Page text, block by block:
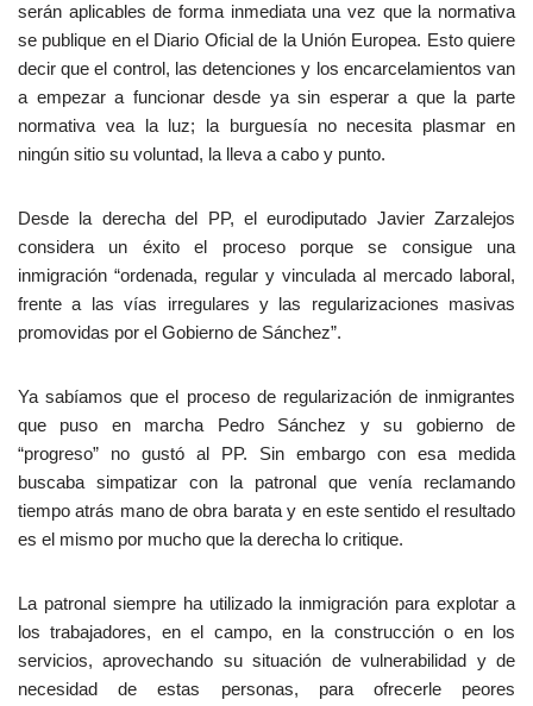
serán aplicables de forma inmediata una vez que la normativa
se publique en el Diario Oficial de la Unión Europea. Esto quiere
decir que el control, las detenciones y los encarcelamientos van
a empezar a funcionar desde ya sin esperar a que la parte
normativa vea la luz; la burguesía no necesita plasmar en
ningún sitio su voluntad, la lleva a cabo y punto.
Desde la derecha del PP, el eurodiputado Javier Zarzalejos
considera un éxito el proceso porque se consigue una
inmigración “ordenada, regular y vinculada al mercado laboral,
frente a las vías irregulares y las regularizaciones masivas
promovidas por el Gobierno de Sánchez”.
Ya sabíamos que el proceso de regularización de inmigrantes
que puso en marcha Pedro Sánchez y su gobierno de
“progreso” no gustó al PP. Sin embargo con esa medida
buscaba simpatizar con la patronal que venía reclamando
tiempo atrás mano de obra barata y en este sentido el resultado
es el mismo por mucho que la derecha lo critique.
La patronal siempre ha utilizado la inmigración para explotar a
los trabajadores, en el campo, en la construcción o en los
servicios, aprovechando su situación de vulnerabilidad y de
necesidad de estas personas, para ofrecerle peores